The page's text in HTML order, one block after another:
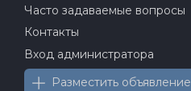
Часто задаваемые вопросы
Контакты
Вход администратора
Разместить объявление